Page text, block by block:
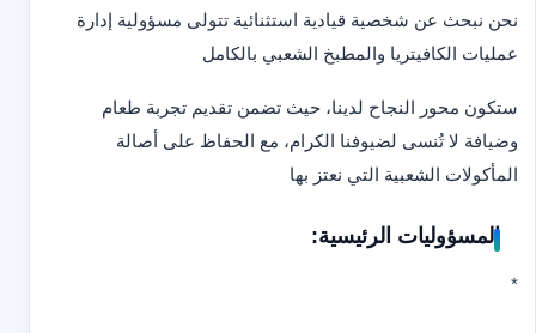
نحن نبحث عن شخصية قيادية استثنائية تتولى مسؤولية إدارة
عمليات الكافيتريا والمطبخ الشعبي بالكامل
ستكون محور النجاح لدينا، حيث تضمن تقديم تجربة طعام
وضيافة لا تُنسى لضيوفنا الكرام، مع الحفاظ على أصالة
المأكولات الشعبية التي نعتز بها
المسؤوليات الرئيسية:
*